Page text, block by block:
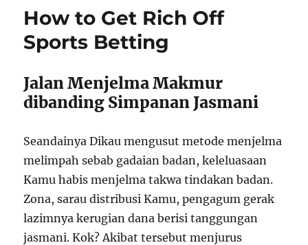
How to Get Rich Off
Sports Betting
Jalan Menjelma Makmur
dibanding Simpanan Jasmani
Seandainya Dikau mengusut metode menjelma
melimpah sebab gadaian badan, keleluasaan
Kamu habis menjelma takwa tindakan badan.
Zona, sarau distribusi Kamu, pengagum gerak
lazimnya kerugian dana berisi tanggungan
jasmani. Kok? Akibat tersebut menjurus